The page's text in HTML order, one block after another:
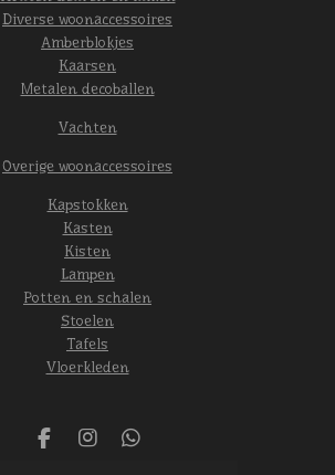
Diverse woonaccessoires
Amberblokjes
Kaarsen
Metalen decoballen
Vachten
Overige woonaccessoires
Kapstokken
Kasten
Kisten
Lampen
Potten en schalen
Stoelen
Tafels
Vloerkleden
F
I
W